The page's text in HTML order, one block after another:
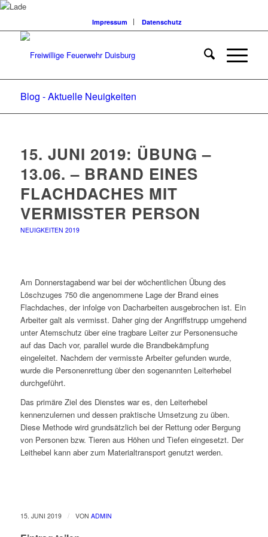
Impressum Datenschutz
Blog - Aktuelle Neuigkeiten
15. JUNI 2019: ÜBUNG –
13.06. – BRAND EINES
FLACHDACHES MIT
VERMISSTER PERSON
NEUIGKEITEN 2019
Am Donnerstagabend war bei der wöchentlichen Übung des
Löschzuges 750 die angenommene Lage der Brand eines
Flachdaches, der infolge von Dacharbeiten ausgebrochen ist. Ein
Arbeiter galt als vermisst. Daher ging der Angriffstrupp umgehend
unter Atemschutz über eine tragbare Leiter zur Personensuche
auf das Dach vor, parallel wurde die Brandbekämpfung
eingeleitet. Nachdem der vermisste Arbeiter gefunden wurde,
wurde die Personenrettung über den sogenannten Leiterhebel
durchgeführt.
Das primäre Ziel des Dienstes war es, den Leiterhebel
kennenzulernen und dessen praktische Umsetzung zu üben.
Diese Methode wird grundsätzlich bei der Rettung oder Bergung
von Personen bzw. Tieren aus Höhen und Tiefen eingesetzt. Der
Leithebel kann aber zum Materialtransport genutzt werden.
15. JUNI 2019 / VON ADMIN